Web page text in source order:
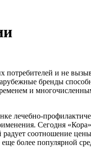
потребителей и не
бренды
и
лечебно-
Сегодня
соотношение
еще более популярной